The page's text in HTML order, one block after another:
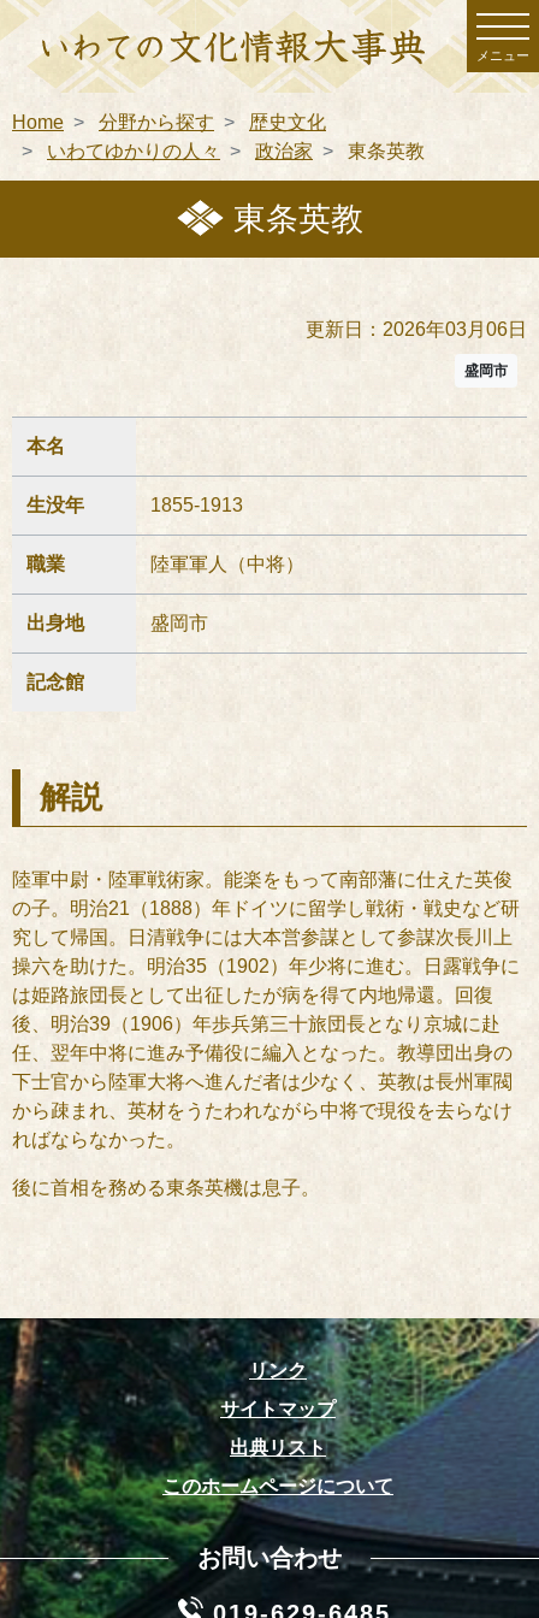
メニュー
Home 分野から探す
歴史文化
いわてゆかりの人々
政治家 東条英教
東条英教
更新日：2026年03月06日
盛岡市
本名
生没年 1855-1913
職業 陸軍軍人（中将）
出身地 盛岡市
記念館
解説
陸軍中尉・陸軍戦術家。能楽をもって南部藩に仕えた英俊
の子。明治21（1888）年ドイツに留学し戦術・戦史など研
究して帰国。日清戦争には大本営参謀として参謀次長川上
操六を助けた。明治35（1902）年少将に進む。日露戦争に
は姫路旅団長として出征したが病を得て内地帰還。回復
後、明治39（1906）年歩兵第三十旅団長となり京城に赴
任、翌年中将に進み予備役に編入となった。教導団出身の
下士官から陸軍大将へ進んだ者は少なく、英教は長州軍閥
から疎まれ、英材をうたわれながら中将で現役を去らなけ
ればならなかった。
後に首相を務める東条英機は息子。
リンク
サイトマップ
出典リスト
このホームページについて
お問い合わせ